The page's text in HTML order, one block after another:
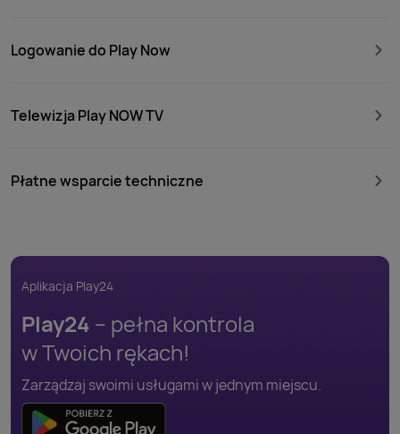
Logowanie do Play Now
Telewizja Play NOW TV
Płatne wsparcie techniczne
Aplikacja Play24
Play24 – pełna kontrola
w Twoich rękach!
Zarządzaj swoimi usługami w jednym miejscu.